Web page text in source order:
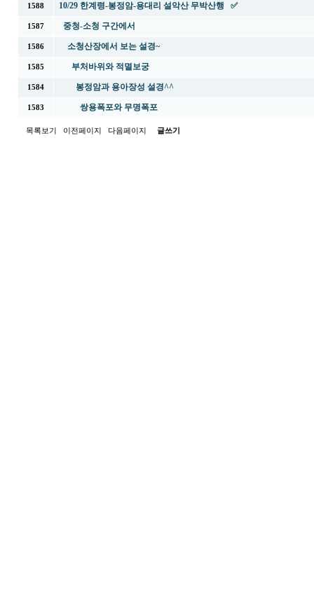
1588 10/29 한계령-봉정암-용대리 설악산 무박산행 ✅
1587 중청-소청 구간에서
1586 소청산장에서 보는 설경~
1585 부처바위와 적멸보궁
1584 봉정암과 용아장성 설경^^
1583 쌍용폭포와 무명폭포
목록보기 이전페이지 다음페이지 글쓰기